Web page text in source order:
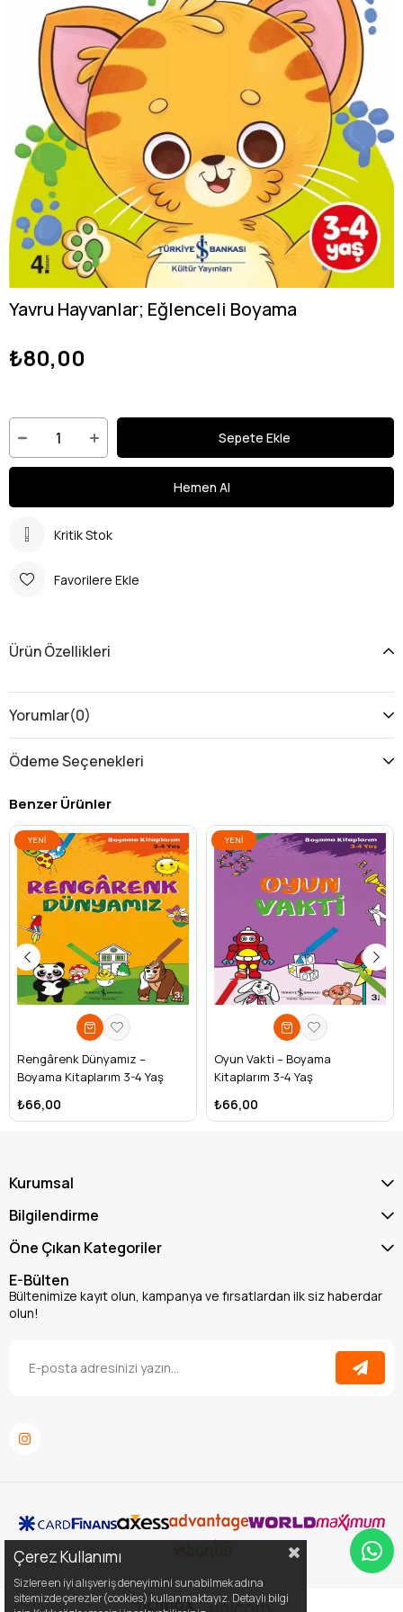
Yavru Hayvanlar; Eğlenceli Boyama
₺80,00
Kritik Stok
Favorilere Ekle
Ürün Özellikleri
Yorumlar(0)
Ödeme Seçenekleri
Benzer Ürünler
Rengârenk Dünyamız –
Boyama Kitaplarım 3-4 Yaş
₺66,00
YENI
ÜRÜN
Oyun Vakti – Boyama
Kitaplarım 3-4 Yaş
₺66,00
YENI
ÜRÜN
Kurumsal
Bilgilendirme
Öne Çıkan Kategoriler
E-Bülten
Bültenimize kayıt olun, kampanya ve fırsatlardan ilk siz haberdar
olun!
Çerez Kullanımı
Sizlere en iyi alışveriş deneyimini sunabilmek adına
sitemizde çerezler(cookies) kullanmaktayız. Detaylı bilgi